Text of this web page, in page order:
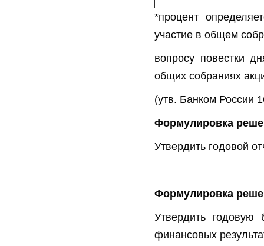
*процент
участие в общем
вопросу повестки
общих собраниях
(утв. Банком России
Формулировка
Утвердить годовой
Формулировка
Утвердить годовую
финансовых